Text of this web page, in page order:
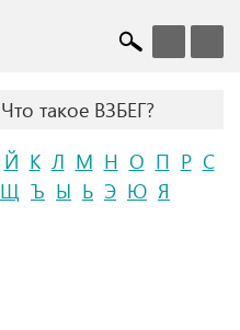
Что такое ВЗБЕГ?
Й К Л М Н О П Р С
Щ Ъ Ы Ь Э Ю Я